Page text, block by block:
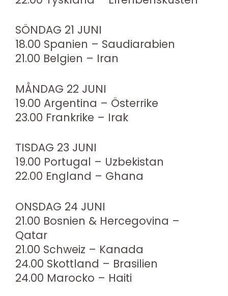
SÖNDAG 21 JUNI
18.00 Spanien – Saudiarabien
21.00 Belgien – Iran
MÅNDAG 22 JUNI
19.00 Argentina – Österrike
23.00 Frankrike – Irak
TISDAG 23 JUNI
19.00 Portugal – Uzbekistan
22.00 England – Ghana
ONSDAG 24 JUNI
21.00 Bosnien & Hercegovina –
Qatar
21.00 Schweiz – Kanada
24.00 Skottland – Brasilien
24.00 Marocko – Haiti